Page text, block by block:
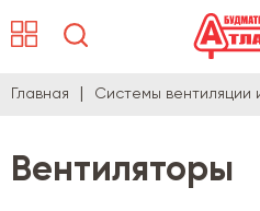
Главная Системы вентиляции
Вентиляторы